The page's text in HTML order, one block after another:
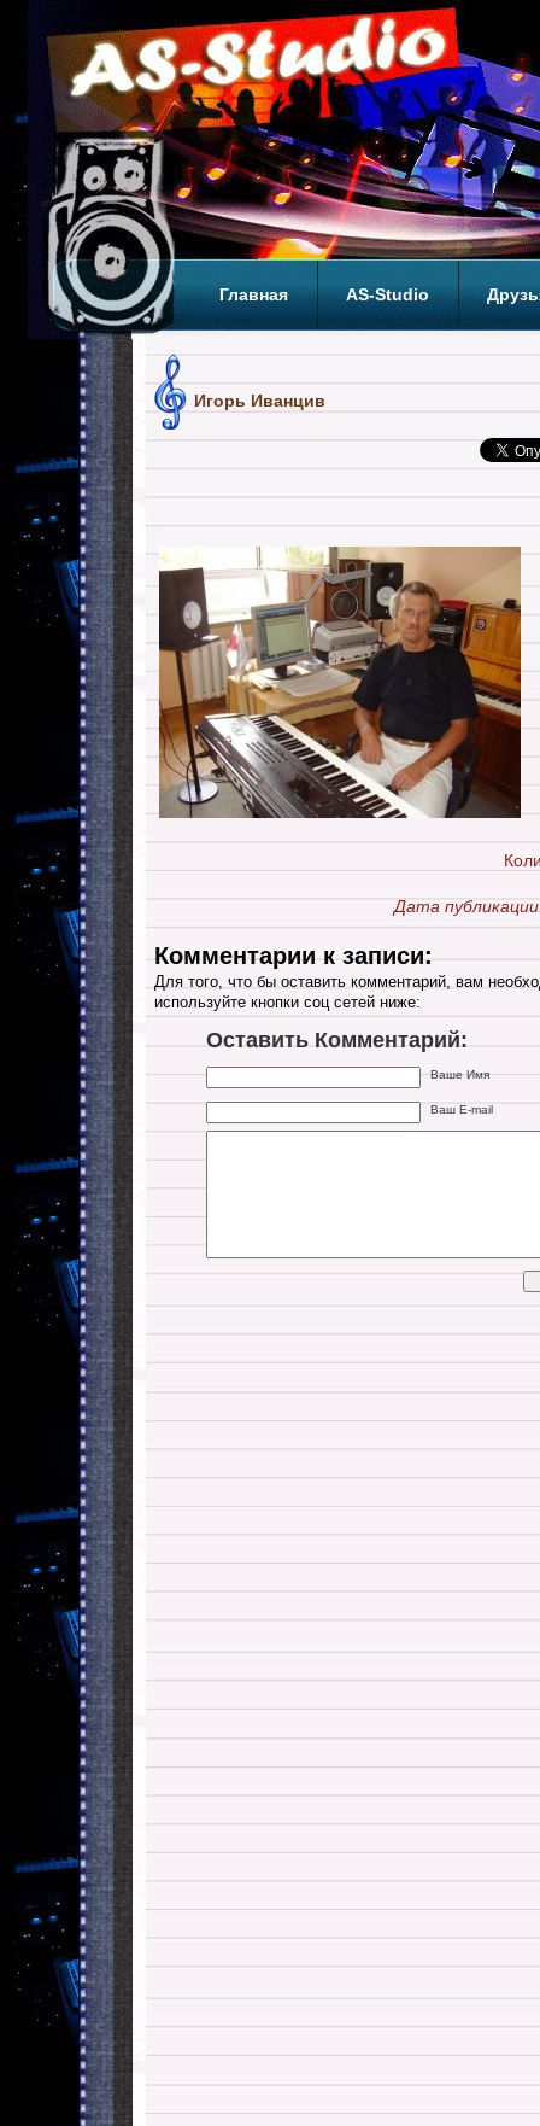
Главная AS-Studio
Игорь Иванцив
Дата
Комментарии к записи:
Для того, что бы оставить комментарий, вам
используйте кнопки соц сетей ниже:
Оставить Комментарий:
Ваше Имя
Ваш E-mail